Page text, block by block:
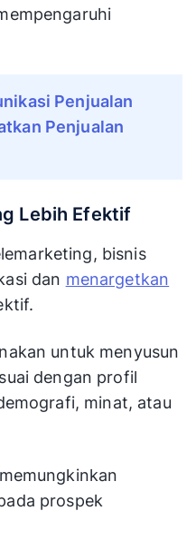
Penjualan
Penjualan
Lebih Efektif
bisnis
dan menargetkan
untuk menyusun
dengan profil
minat, atau
prospek